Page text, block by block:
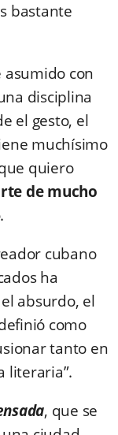
bastante
asumido con
disciplina
el gesto, el
muchísimo
quiero
de mucho
cubano
ha
absurdo, el
como
tanto en
literaria”.
, que se